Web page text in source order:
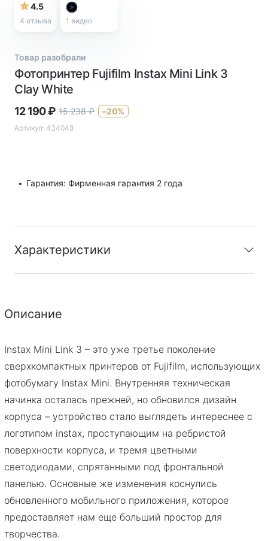
4.5
4 отзыва 1 видео
Товар разобрали
Фотопринтер Fujifilm Instax Mini Link 3
Clay White
12 190₽ 15 238 ₽ –20%
Артикул: 434048
Гарантия: Фирменная гарантия 2 года
Характеристики
Описание
Instax Mini Link 3 – это уже третье поколение
сверхкомпактных принтеров от Fujifilm, использующих
фотобумагу Instax Mini. Внутренняя техническая
начинка осталась прежней, но обновился дизайн
корпуса – устройство стало выглядеть интереснее с
логотипом instax, проступающим на ребристой
поверхности корпуса, и тремя цветными
светодиодами, спрятанными под фронтальной
панелью. Основные же изменения коснулись
обновленного мобильного приложения, которое
предоставляет нам еще больший простор для
творчества.